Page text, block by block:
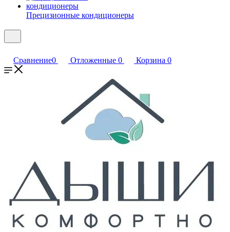
Прецизионные кондиционеры
Сравнение0 Отложенные 0 Корзина 0